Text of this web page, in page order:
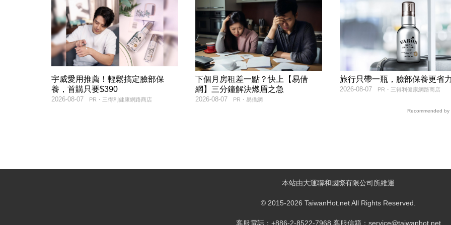
宇威愛用推薦！輕鬆搞定臉部保
養，首購只要$390
PR・三得利健康網路商店
2026-08-07
下個月房租差一點？快上【易借
網】三分鐘解決燃眉之急
PR・易借網
2026-08-07
旅行只帶一瓶，臉部保養更省
PR・三得利健康網路商店
2026-08-07
Recommended by
本站由大運聯和國際有限公司所維運
© 2015-2026 TaiwanHot.net All Rights Reserved.
客服電話：+886-2-8522-7968 客服信箱：service@taiwanhot.net